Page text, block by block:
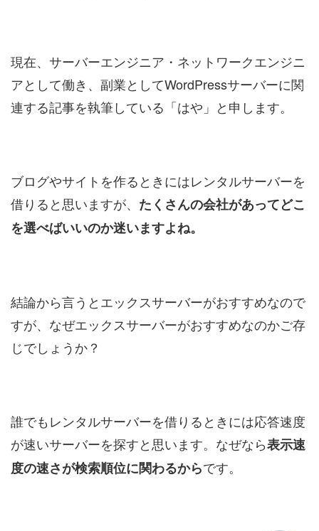
現在、サーバーエンジニア・ネットワークエンジニ
アとして働き、副業としてWordPressサーバーに関
連する記事を執筆している「はや」と申します。
ブログやサイトを作るときにはレンタルサーバーを
借りると思いますが、 たくさんの会社があってどこ
を選べばいいのか迷いますよね。
結論から言うとエックスサーバーがおすすめなので
すが、なぜエックスサーバーがおすすめなのかご存
じでしょうか？
誰でもレンタルサーバーを借りるときには応答速度
が速いサーバーを探すと思います。なぜなら表示速
度の速さが検索順位に関わるからです。